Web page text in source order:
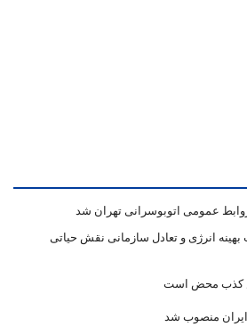
عمومی اتوبوسرانی تهران شد
انرژی و تعادل سازمانی نقش حیاتی
کذب محض است
منصوب شد